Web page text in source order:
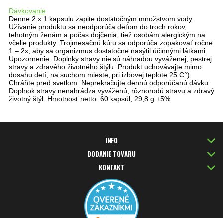
Dávkovanie
Denne 2 x 1 kapsulu zapite dostatočným množstvom vody.
Užívanie produktu sa neodporúča deťom do troch rokov,
tehotným ženám a počas dojčenia, tiež osobám alergickým na
včelie produkty. Trojmesačnú kúru sa odporúča zopakovať ročne
1 – 2x, aby sa organizmus dostatočne nasýtil účinnými látkami.
Upozornenie: Doplnky stravy nie sú náhradou vyváženej, pestrej
stravy a zdravého životného štýlu. Produkt uchovávajte mimo
dosahu detí, na suchom mieste, pri izbovej teplote 25 C°).
Chráňte pred svetlom. Neprekračujte dennú odporúčanú dávku.
Doplnok stravy nenahrádza vyváženú, rôznorodú stravu a zdravý
životný štýl. Hmotnosť netto: 60 kapsúl, 29,8 g ±5%
INFO
DODANIE TOVARU
KONTAKT